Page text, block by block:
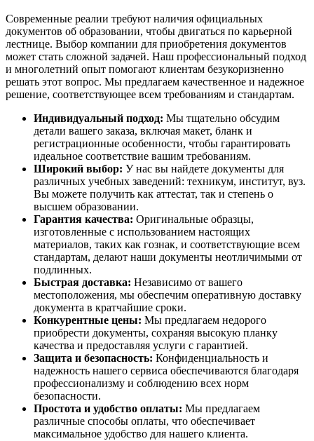
Современные реалии требуют наличия официальных
документов об образовании, чтобы двигаться по карьерной
лестнице. Выбор компании для приобретения документов
может стать сложной задачей. Наш профессиональный подход
и многолетний опыт помогают клиентам безукоризненно
решать этот вопрос. Мы предлагаем качественное и надежное
решение, соответствующее всем требованиям и стандартам.
Индивидуальный подход: Мы тщательно обсудим
детали вашего заказа, включая макет, бланк и
регистрационные особенности, чтобы гарантировать
идеальное соответствие вашим требованиям.
Широкий выбор: У нас вы найдете документы для
различных учебных заведений: техникум, институт, вуз.
Вы можете получить как аттестат, так и степень о
высшем образовании.
Гарантия качества: Оригинальные образцы,
изготовленные с использованием настоящих
материалов, таких как гознак, и соответствующие всем
стандартам, делают наши документы неотличимыми от
подлинных.
Быстрая доставка: Независимо от вашего
местоположения, мы обеспечим оперативную доставку
документа в кратчайшие сроки.
Конкурентные цены: Мы предлагаем недорого
приобрести документы, сохраняя высокую планку
качества и предоставляя услуги с гарантией.
Защита и безопасность: Конфиденциальность и
надежность нашего сервиса обеспечиваются благодаря
профессионализму и соблюдению всех норм
безопасности.
Простота и удобство оплаты: Мы предлагаем
различные способы оплаты, что обеспечивает
максимальное удобство для нашего клиента.